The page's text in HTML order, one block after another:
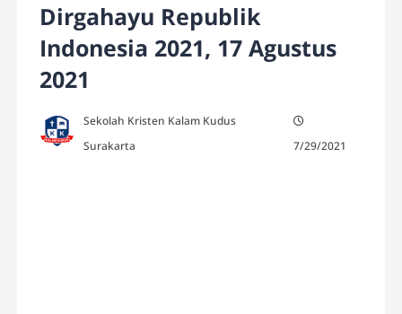
Dirgahayu Republik
Indonesia 2021, 17 Agustus
2021
Sekolah Kristen Kalam Kudus
Surakarta
7/29/2021